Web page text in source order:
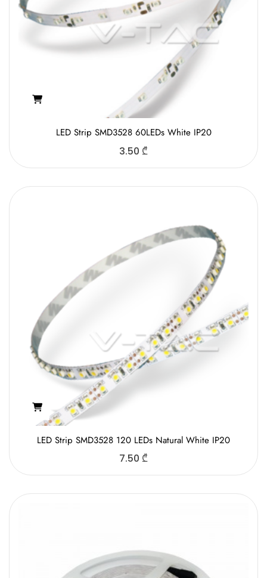
LED Strip SMD3528 60LEDs White IP20
3.50 ₾
LED Strip SMD3528 120 LEDs Natural White IP20
7.50 ₾